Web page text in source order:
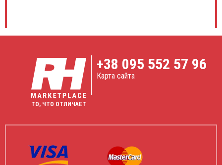
ТО, ЧТО ОТЛИЧАЕТ
+38 095 552 57 96
Карта сайта